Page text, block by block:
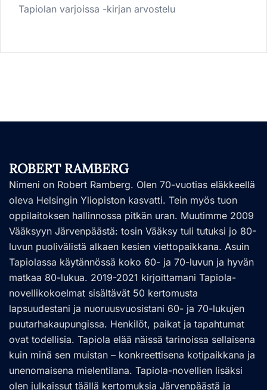
Tapiolan varjoissa -kirjan arvostelu
ROBERT RAMBERG
Nimeni on Robert Ramberg. Olen 70-vuotias eläkkeellä
oleva Helsingin Yliopiston kasvatti. Tein myös tuon
oppilaitoksen hallinnossa pitkän uran. Muutimme 2009
Vääksyyn Järvenpäästä: tosin Vääksy tuli tutuksi jo 80-
luvun puolivälistä alkaen kesien viettopaikkana. Asuin
Tapiolassa käytännössä koko 60- ja 70-luvun ja hyvän
matkaa 80-lukua. 2019-2021 kirjoittamani Tapiola-
novellikokoelmat sisältävät 50 kertomusta
lapsuudestani ja nuoruusvuosistani 60- ja 70-lukujen
puutarhakaupungissa. Henkilöt, paikat ja tapahtumat
ovat todellisia. Tapiola elää näissä tarinoissa sellaisena
kuin minä sen muistan – konkreettisena kotipaikkana ja
unenomaisena mielentilana. Tapiola-novellien lisäksi
olen julkaissut täällä kertomuksia Järvenpäästä ja